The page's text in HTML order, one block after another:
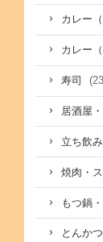
カレー
カレー
寿司
居酒屋
立ち飲み
焼肉・
もつ鍋
とんか